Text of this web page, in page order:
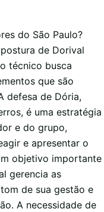
do São Paulo?
de Dorival
técnico busca
que são
defesa de Dória,
é uma estratégia
e do grupo,
e apresentar o
objetivo importante
gerencia as
de sua gestão e
A necessidade de